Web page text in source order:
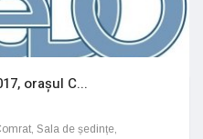
orașul C...
Sala de ședințe,